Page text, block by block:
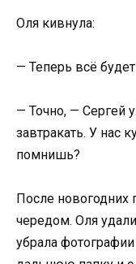
Оля кивнула:
— Теперь всё
— Точно, — Сергей
завтракать. У нас
помнишь?
После новогодних
чередом. Оля
убрала